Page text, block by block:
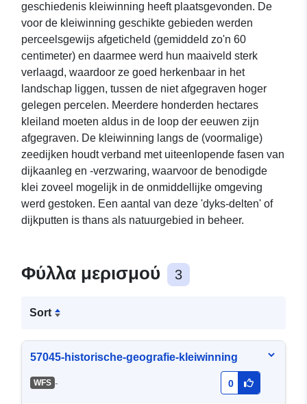
geschiedenis kleiwinning heeft plaatsgevonden. De
voor de kleiwinning geschikte gebieden werden
perceelsgewijs afgeticheld (gemiddeld zo'n 60
centimeter) en daarmee werd hun maaiveld sterk
verlaagd, waardoor ze goed herkenbaar in het
landschap liggen, tussen de niet afgegraven hoger
gelegen percelen. Meerdere honderden hectares
kleiland moeten aldus in de loop der eeuwen zijn
afgegraven. De kleiwinning langs de (voormalige)
zeedijken houdt verband met uiteenlopende fasen van
dijkaanleg en -verzwaring, waarvoor de benodigde
klei zoveel mogelijk in de onmiddellijke omgeving
werd gestoken. Een aantal van deze 'dyks-delten' of
dijkputten is thans als natuurgebied in beheer.
Φύλλα μερισμού 3
Sort
57045-historische-geografie-kleiwinning
WFS - 0